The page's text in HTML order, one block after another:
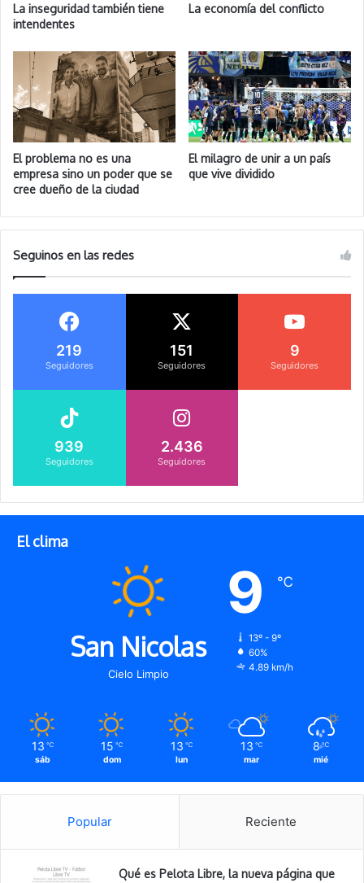
La inseguridad también tiene
intendentes
La economía del conflicto
El problema no es una
empresa sino un poder que se
cree dueño de la ciudad
El milagro de unir a un país
que vive dividido
Seguinos en las redes
219
Seguidores
151
Seguidores
9
Seguidores
939
Seguidores
2.436
Seguidores
El clima
San Nicolas
Cielo Limpio
9 ℃
13º - 9º
60%
4.89 km/h
13 ℃
sáb
15 ℃
dom
13 ℃
lun
13 ℃
mar
8 ℃
mié
Popular Reciente
Qué es Pelota Libre, la nueva página que